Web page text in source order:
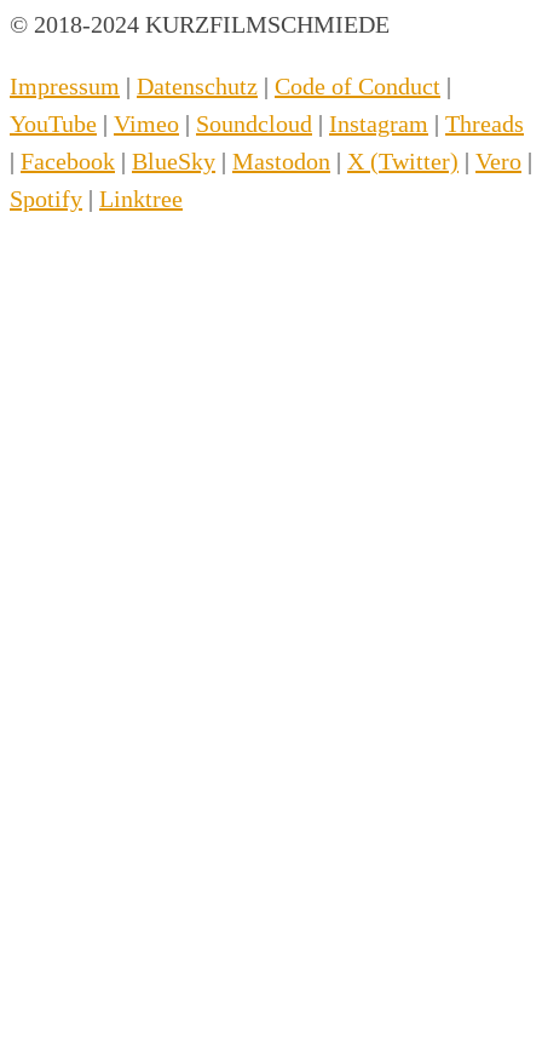
© 2018-2024 KURZFILMSCHMIEDE
Impressum | Datenschutz | Code of Conduct |
YouTube | Vimeo | Soundcloud | Instagram | Threads
| Facebook | BlueSky | Mastodon | X (Twitter) | Vero |
Spotify | Linktree